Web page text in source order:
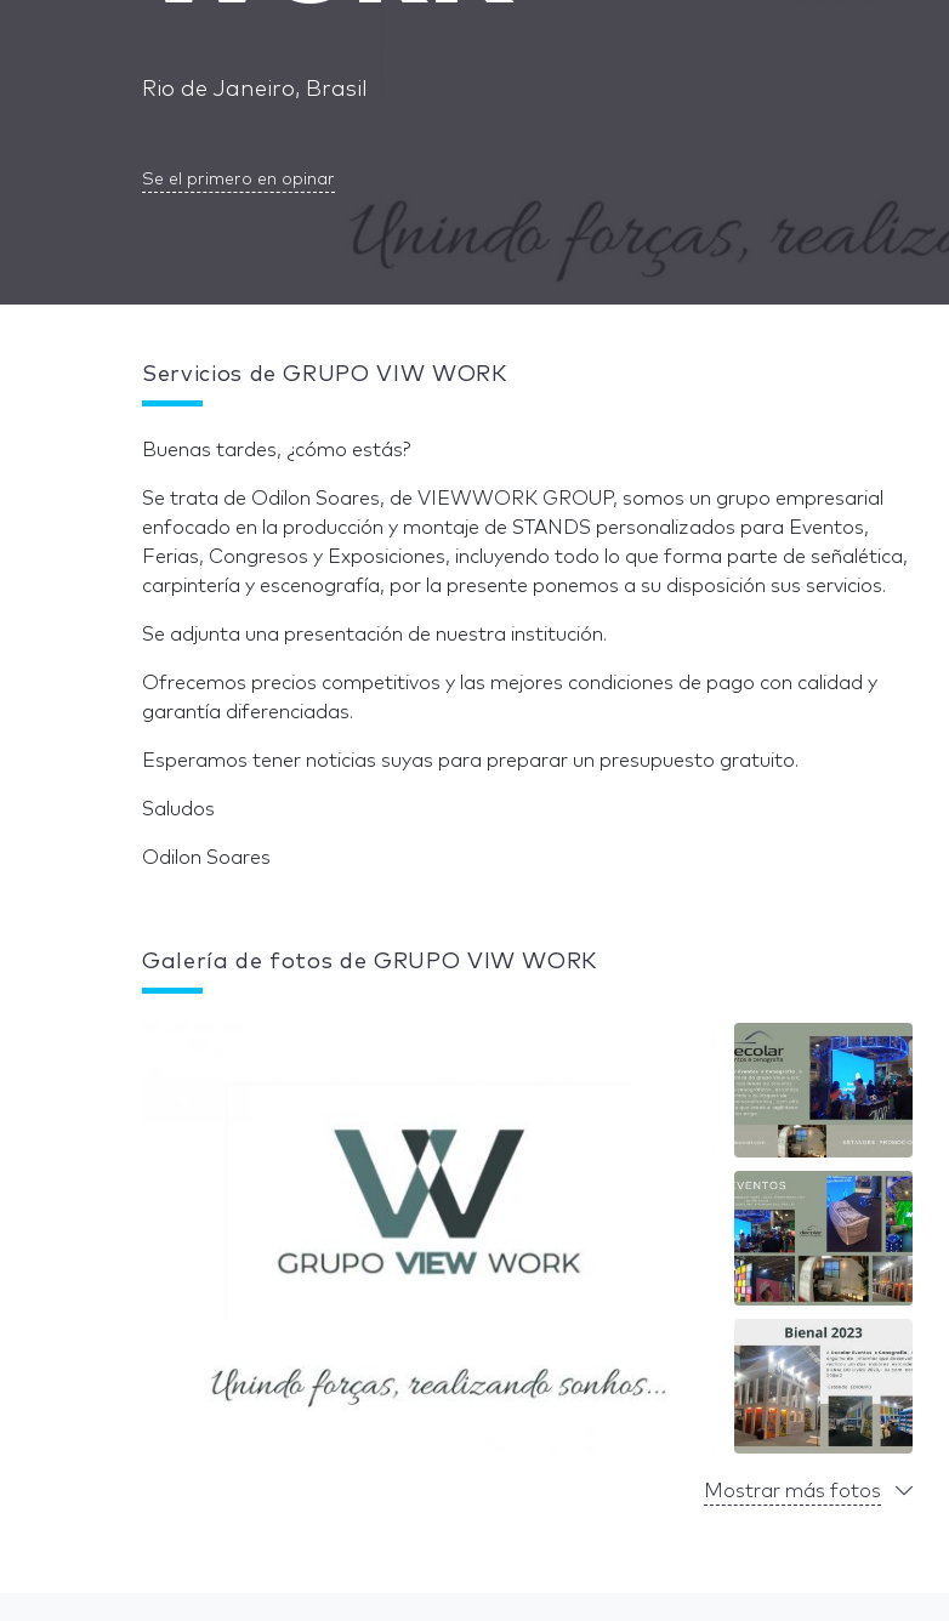
Rio de Janeiro, Brasil
Se el primero en opinar
Servicios de GRUPO VIW WORK
Buenas tardes, ¿cómo estás?
Se trata de Odilon Soares, de VIEWWORK GROUP, somos un grupo empresarial
enfocado en la producción y montaje de STANDS personalizados para Eventos,
Ferias, Congresos y Exposiciones, incluyendo todo lo que forma parte de señalética,
carpintería y escenografía, por la presente ponemos a su disposición sus servicios.
Se adjunta una presentación de nuestra institución.
Ofrecemos precios competitivos y las mejores condiciones de pago con calidad y
garantía diferenciadas.
Esperamos tener noticias suyas para preparar un presupuesto gratuito.
Saludos
Odilon Soares
Galería de fotos de GRUPO VIW WORK
Mostrar más fotos